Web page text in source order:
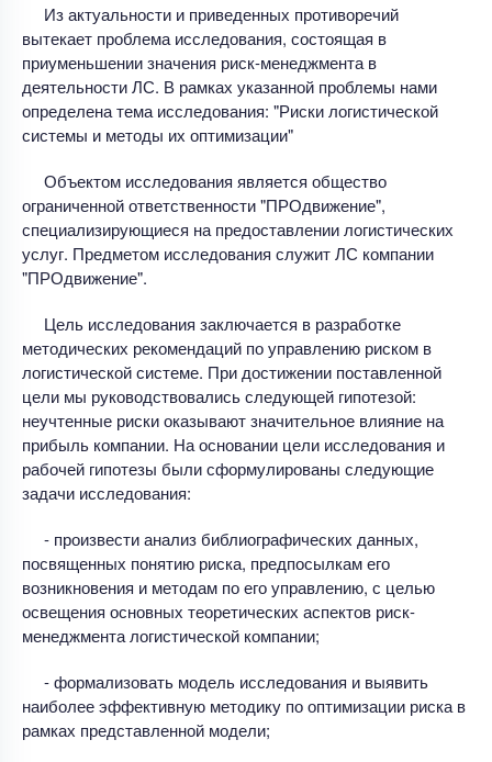
Из актуальности и приведенных противоречий
вытекает проблема исследования, состоящая в
приуменьшении значения риск-менеджмента в
деятельности ЛС. В рамках указанной проблемы нами
определена тема исследования: "Риски логистической
системы и методы их оптимизации"
Объектом исследования является общество
ограниченной ответственности "ПРОдвижение",
специализирующиеся на предоставлении логистических
услуг. Предметом исследования служит ЛС компании
"ПРОдвижение".
Цель исследования заключается в разработке
методических рекомендаций по управлению риском в
логистической системе. При достижении поставленной
цели мы руководствовались следующей гипотезой:
неучтенные риски оказывают значительное влияние на
прибыль компании. На основании цели исследования и
рабочей гипотезы были сформулированы следующие
задачи исследования:
- произвести анализ библиографических данных,
посвященных понятию риска, предпосылкам его
возникновения и методам по его управлению, с целью
освещения основных теоретических аспектов риск-
менеджмента логистической компании;
- формализовать модель исследования и выявить
наиболее эффективную методику по оптимизации риска в
рамках представленной модели;